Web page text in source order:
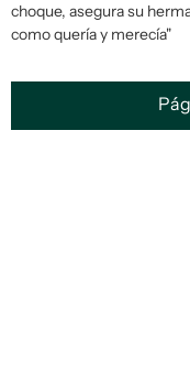
choque, asegura su
como quería y merecía"